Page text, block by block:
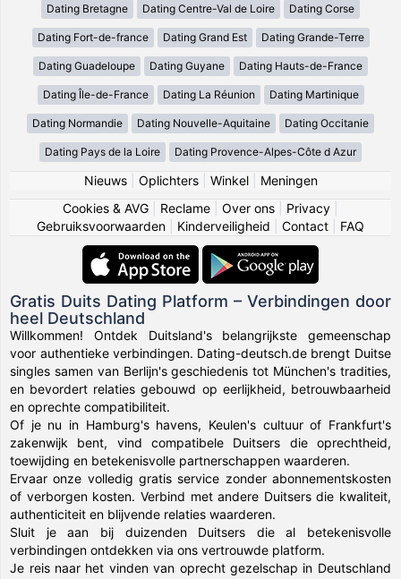
Dating Bretagne Dating Centre-Val de Loire Dating Corse
Dating Fort-de-france Dating Grand Est Dating Grande-Terre
Dating Guadeloupe Dating Guyane Dating Hauts-de-France
Dating Île-de-France Dating La Réunion Dating Martinique
Dating Normandie Dating Nouvelle-Aquitaine Dating Occitanie
Dating Pays de la Loire Dating Provence-Alpes-Côte d Azur
Nieuws| Oplichters| Winkel| Meningen
Cookies & AVG
Reclame Over ons Privacy
Gebruiksvoorwaarden
Kinderveiligheid Contact FAQ
Gratis Duits Dating Platform – Verbindingen door
heel Deutschland
Willkommen! Ontdek Duitsland's belangrijkste gemeenschap
voor authentieke verbindingen. Dating-deutsch.de brengt Duitse
singles samen van Berlijn's geschiedenis tot München's tradities,
en bevordert relaties gebouwd op eerlijkheid, betrouwbaarheid
en oprechte compatibiliteit.
Of je nu in Hamburg's havens, Keulen's cultuur of Frankfurt's
zakenwijk bent, vind compatibele Duitsers die oprechtheid,
toewijding en betekenisvolle partnerschappen waarderen.
Ervaar onze volledig gratis service zonder abonnementskosten
of verborgen kosten. Verbind met andere Duitsers die kwaliteit,
authenticiteit en blijvende relaties waarderen.
Sluit je aan bij duizenden Duitsers die al betekenisvolle
verbindingen ontdekken via ons vertrouwde platform.
Je reis naar het vinden van oprecht gezelschap in Deutschland